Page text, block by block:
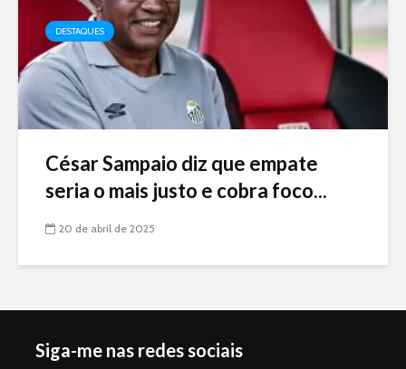
DESTAQUES
César Sampaio diz que empate
seria o mais justo e cobra foco...
20 de abril de 2025
Siga-me nas redes sociais